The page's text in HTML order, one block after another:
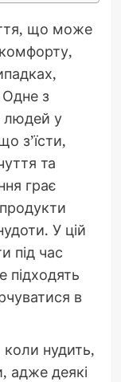
що може
з
людей у
з’їсти,
та
грає
У цій
під час
підходять
в
нудить,
адже деякі